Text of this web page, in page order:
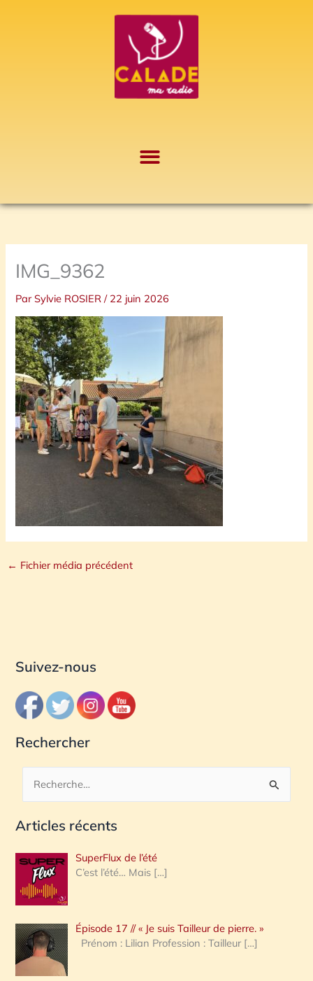
IMG_9362
ParSylvie ROSIER/ 22 juin 2026
← Fichier média précédent
Suivez-nous
Rechercher
c
e
r
c
h
e
Articles récents
SuperFlux de l’été
C’est l’été… Mais […]
Épisode 17 // « Je suis Tailleur de pierre. »
Prénom : Lilian Profession : Tailleur […]